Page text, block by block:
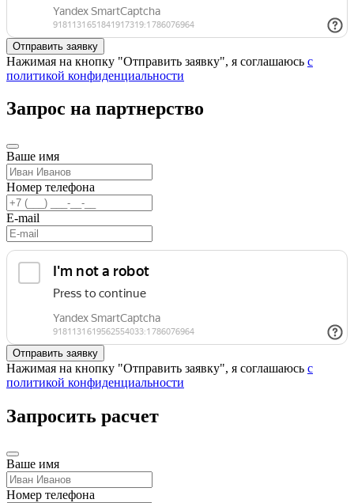
Нажимая на кнопку "Отправить заявку", я соглашаюсь с
политикой конфиденциальности
Запрос на партнерство
Ваше имя
Номер телефона
E-mail
Нажимая на кнопку "Отправить заявку", я соглашаюсь с
политикой конфиденциальности
Запросить расчет
Ваше имя
Номер телефона